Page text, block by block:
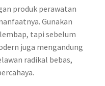
produk perawatan
Gunakan
tapi sebelum
juga mengandung
radikal bebas,